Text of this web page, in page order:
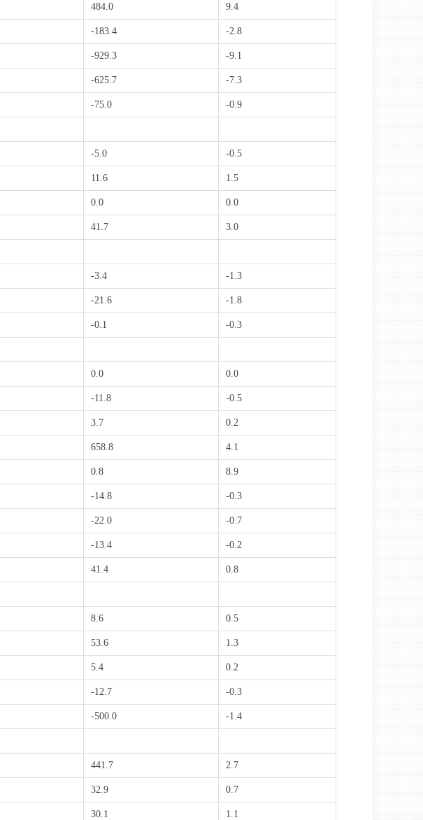
484.0 9.4
-183.4 -2.8
-929.3 -9.1
-625.7 -7.3
-75.0 -0.9
-5.0 -0.5
11.6 1.5
0.0 0.0
41.7 3.0
-3.4 -1.3
-21.6 -1.8
-0.1 -0.3
0.0 0.0
-11.8 -0.5
3.7 0.2
658.8 4.1
0.8 8.9
-14.8 -0.3
-22.0 -0.7
-13.4 -0.2
41.4 0.8
8.6 0.5
53.6 1.3
5.4 0.2
-12.7 -0.3
-500.0 -1.4
441.7 2.7
32.9 0.7
30.1 1.1